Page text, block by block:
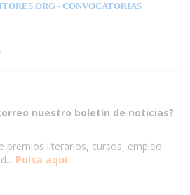
- CONVOCATORIAS
nuestro boletín de noticias?
premios literarios, cursos, empleo
Pulsa aqui